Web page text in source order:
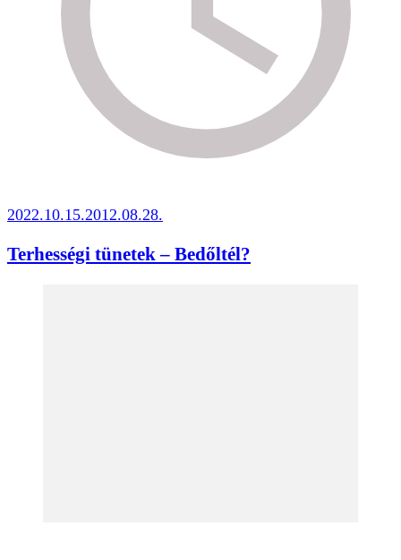
2022.10.15.2012.08.28.
Terhességi tünetek – Bedőltél?